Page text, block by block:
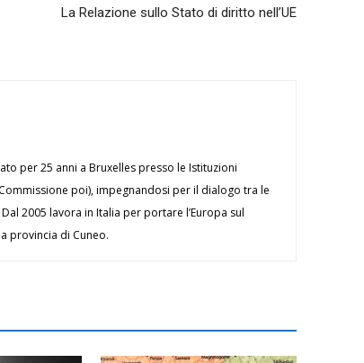
La Relazione sullo Stato di diritto nell’UE
per 25 anni a Bruxelles presso le Istituzioni
poi), impegnandosi per il dialogo tra le
2005 lavora in Italia per portare l’Europa sul
provincia di Cuneo.